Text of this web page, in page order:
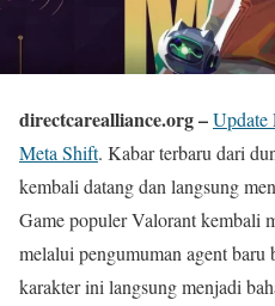
directcarealliance.org –Update
Meta Shift. Kabar terbaru dari
kembali datang dan langsung
Game populerValorantkembali
melalui pengumuman agent
karakter ini langsung menjadi